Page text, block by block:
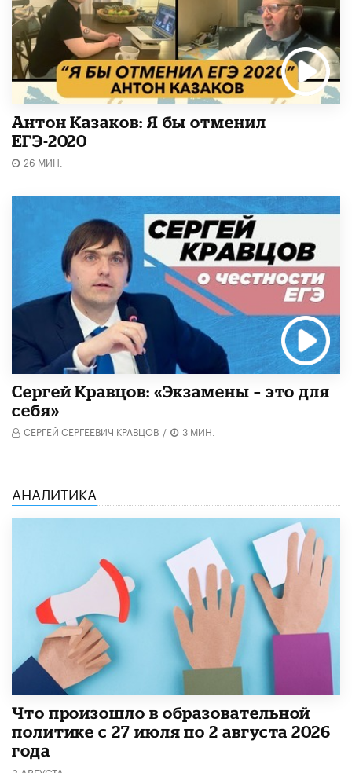
Антон Казаков: Я бы отменил
ЕГЭ-2020
26 МИН.
Сергей Кравцов: «Экзамены – это для
себя»
СЕРГЕЙ СЕРГЕЕВИЧ КРАВЦОВ / 3 МИН.
АНАЛИТИКА
​Что произошло в образовательной
политике с 27 июля по 2 августа 2026
года